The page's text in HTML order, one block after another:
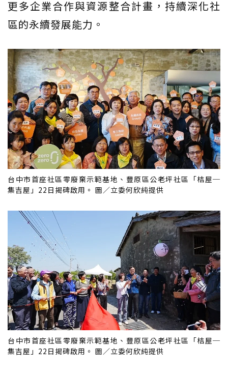
更多企業合作與資源整合計畫，持續深化社
區的永續發展能力。
台中市首座社區零廢棄示範基地、豐原區公老坪社區「桔屋─
集吉屋」22日揭碑啟用。 圖／立委何欣純提供
台中市首座社區零廢棄示範基地、豐原區公老坪社區「桔屋─
集吉屋」22日揭碑啟用。 圖／立委何欣純提供